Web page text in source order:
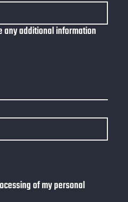
any additional information
of my personal